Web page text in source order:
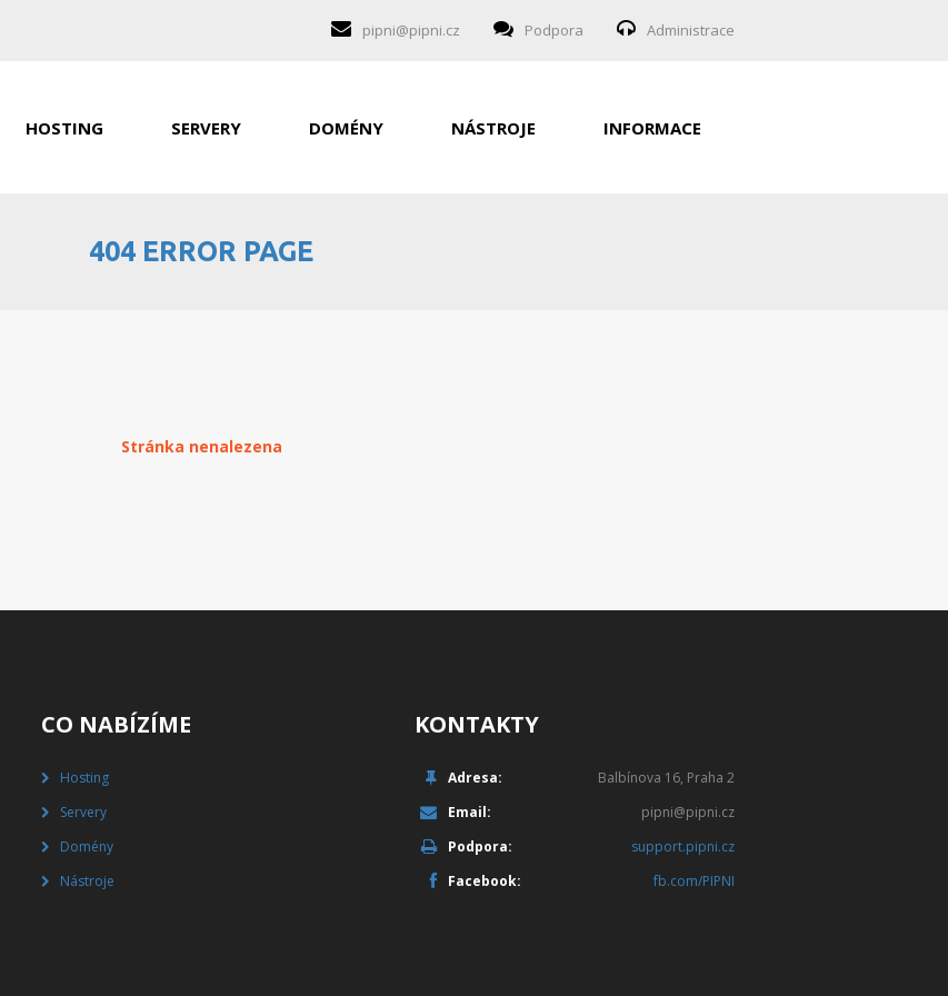
pipni@pipni.cz Podpora Administrace
HOSTING SERVERY DOMÉNY NÁSTROJE INFORMACE
404 ERROR PAGE
Stránka nenalezena
CO NABÍZÍME
Hosting
Servery
Domény
Nástroje
KONTAKTY
Adresa:
Balbínova 16, Praha 2
Email:
pipni@pipni.cz
Podpora:
support.pipni.cz
Facebook:
fb.com/PIPNI